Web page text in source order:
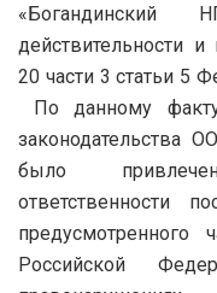
«Богандинский
действительности
20 части 3 статьи 5
По данному
законодательства
было
ответственности
Российской